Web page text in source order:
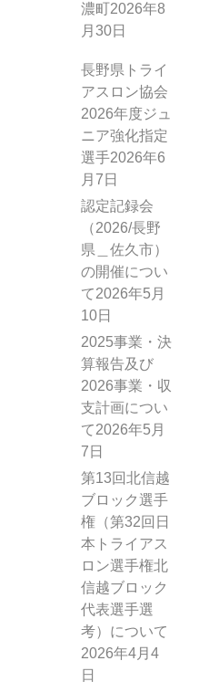
濃町 2026年8
月30日
長野県トライ
アスロン協会
2026年度ジュ
ニア強化指定
選手2026年6
月7日
認定記録会
（2026/長野
県＿佐久市）
の開催につい
て2026年5月
10日
2025事業・決
算報告及び
2026事業・収
支計画につい
て2026年5月
7日
第13回北信越
ブロック選手
権（第32回日
本トライアス
ロン選手権北
信越ブロック
代表選手選
考）について
2026年4月4
日